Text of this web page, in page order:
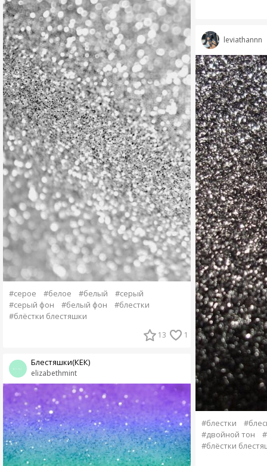
#серое #белое #белый
#серый
#серый фон
#белый фон
#блестки
#блёстки блестяшки
13 1
elizabethmint
Блестяшки(КЕК)
leviathannn
#блестки
#двойной тон
#блёстки